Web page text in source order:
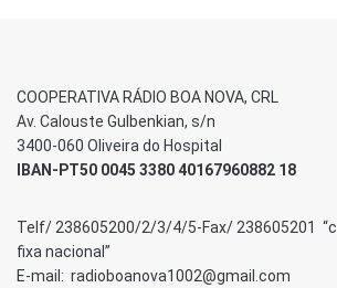
COOPERATIVA RÁDIO BOA NOVA, CRL
Av. Calouste Gulbenkian, s/n
3400-060 Oliveira do Hospital
IBAN-PT50 0045 3380 40167960882 18
Telf/ 238605200/2/3/4/5-Fax/ 238605201
fixa nacional”
E-mail: radioboanova1002@gmail.com